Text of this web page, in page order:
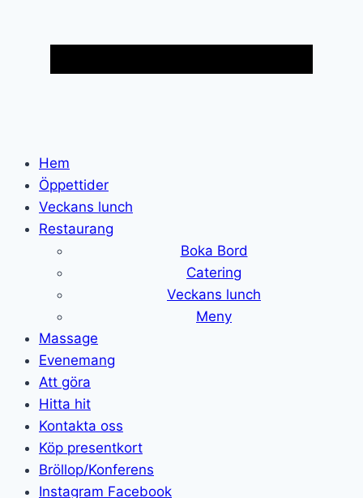
Hem
Öppettider
Veckans lunch
Restaurang
Boka Bord
Catering
Veckans lunch
Meny
Massage
Evenemang
Att göra
Hitta hit
Kontakta oss
Köp presentkort
Bröllop/Konferens
Instagram Facebook